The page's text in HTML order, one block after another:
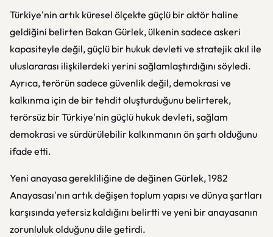
Türkiye'nin artık küresel ölçekte güçlü bir aktör haline
geldiğini belirten Bakan Gürlek, ülkenin sadece askeri
kapasiteyle değil, güçlü bir hukuk devleti ve stratejik akıl ile
uluslararası ilişkilerdeki yerini sağlamlaştırdığını söyledi.
Ayrıca, terörün sadece güvenlik değil, demokrasi ve
kalkınma için de bir tehdit oluşturduğunu belirterek,
terörsüz bir Türkiye'nin güçlü hukuk devleti, sağlam
demokrasi ve sürdürülebilir kalkınmanın ön şartı olduğunu
ifade etti.
Yeni anayasa gerekliliğine de değinen Gürlek, 1982
Anayasası'nın artık değişen toplum yapısı ve dünya şartları
karşısında yetersiz kaldığını belirtti ve yeni bir anayasanın
zorunluluk olduğunu dile getirdi.